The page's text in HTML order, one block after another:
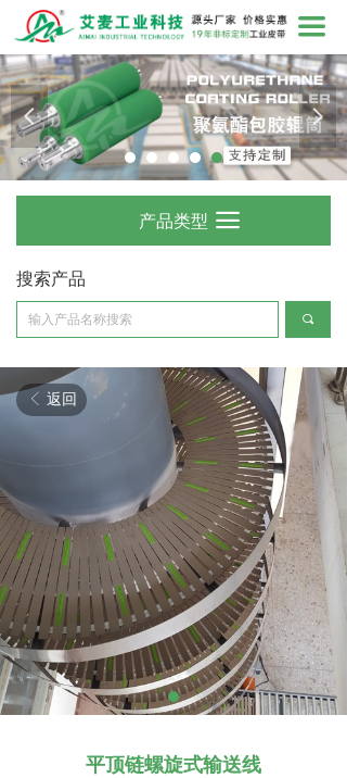
끀
넳 넲
产品类型 끀
搜索产品
끠
平顶链螺旋式输送线
ꁣ 返回